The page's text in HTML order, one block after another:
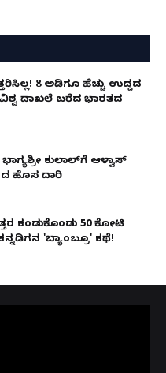
8 ಅಡಿಗೂ ಹೆಚ್ಚು ಉದ್ದದ
ದಾಖಲೆ ಬರೆದ ಭಾರತದ
ಕುಲಾಲ್‌ಗೆ ಆಳ್ವಾಸ್
ಹೊಸ ದಾರಿ
ಕಂಡುಕೊಂಡು ₹50 ಕೋಟಿ
'ಬ್ಯಾಂಬ್ರೂ' ಕಥೆ!